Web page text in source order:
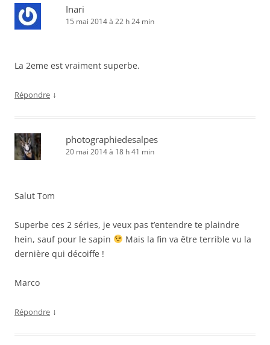
Inari
15 mai 2014 à 22 h 24 min
La 2eme est vraiment superbe.
Répondre ↓
photographiedesalpes
20 mai 2014 à 18 h 41 min
Salut Tom
Superbe ces 2 séries, je veux pas t’entendre te plaindre
hein, sauf pour le sapin
Mais la fin va être terrible vu la
dernière qui décoiffe !
Marco
Répondre ↓